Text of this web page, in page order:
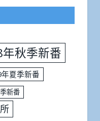
秋季新番
年夏季新番
新番